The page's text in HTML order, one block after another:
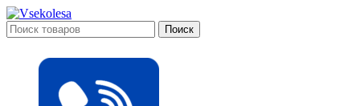
Поиск